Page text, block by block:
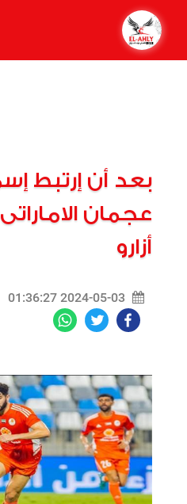
بعد أن إرتبط
عجمان
أزارو
2024-05-03 01:36:27
Facebook
Twitter